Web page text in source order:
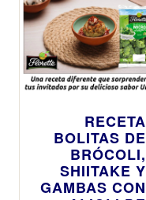
RECETA
BOLITAS DE
BRÓCOLI,
SHIITAKE Y
GAMBAS CON